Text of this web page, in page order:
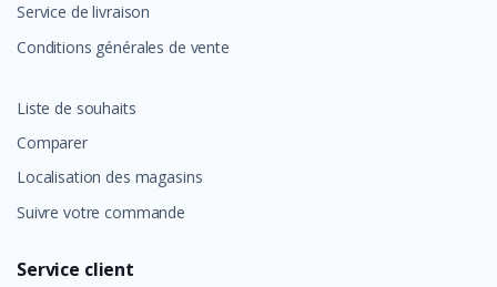
Service de livraison
Conditions générales de vente
Liste de souhaits
Comparer
Localisation des magasins
Suivre votre commande
Service client